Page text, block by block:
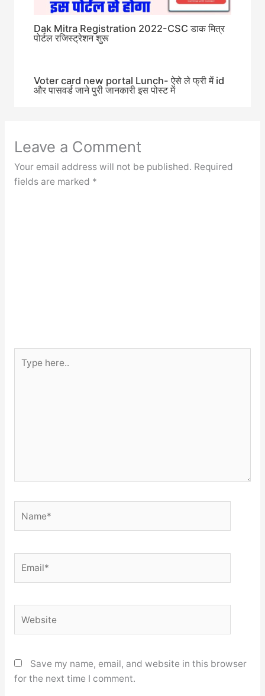
Dak Mitra Registration 2022-CSC डाक मित्र
पोर्टल रजिस्ट्रेशन शुरू
Voter card new portal Lunch- ऐसे ले फ्री में id
और पासवर्ड जाने पुरी जानकारी इस पोस्ट में
Leave a Comment
Your email address will not be published. Required
fields are marked *
here..
Save my name, email, and website in this browser
for the next time I comment.